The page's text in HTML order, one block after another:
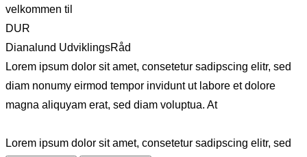
velkommen til
DUR
Dianalund UdviklingsRåd
Lorem ipsum dolor sit amet, consetetur sadipscing elitr, sed
diam nonumy eirmod tempor invidunt ut labore et dolore
magna aliquyam erat, sed diam voluptua. At
Lorem ipsum dolor sit amet, consetetur sadipscing elitr, sed